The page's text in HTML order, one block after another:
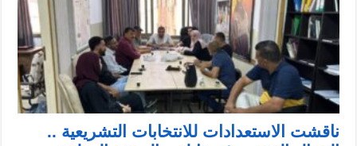
ناقشت الاستعدادات للانتخابات التشريعية ..